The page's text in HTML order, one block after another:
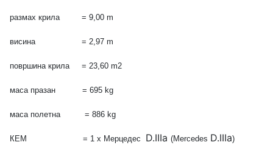
размах крила = 9,00 m
висина = 2,97 m
површина крила = 23,60 m2
маса празан = 695 kg
масаполетна = 886 kg
КЕМ = 1 х Мерцедес D.IIIа (Mercedes D.IIIа)